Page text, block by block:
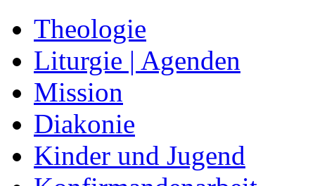
Theologie
Liturgie | Agenden
Mission
Diakonie
Kinder und Jugend